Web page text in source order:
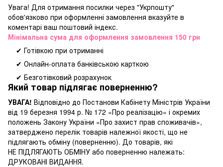
Увага! Для отримання посилки через "Укрпошту"
обов'язково при оформленні замовлення вказуйте в
коментарі ваш поштовий індекс.
Мінімальна сума для оформлення замовлення 150 грн
✔ Готівкою при отриманні
✔ Онлайн-оплата банківською карткою
✔ Безготівковий розрахунок
Який товар підлягає поверненню?
УВАГА! Відповідно до Постанови Кабінету Міністрів України
від 19 березня 1994 р. № 172 «Про реалізацію» і окремих
положень Закону України «Про захист прав споживачів»,
затверджено перелік товарів належної якості, що не
підлягають обміну (поверненню). До товарів, які
НЕ ПІДЛЯГАЮТЬ ОБМІНУ або поверненню належать:
ДРУКОВАНІ ВИДАННЯ.